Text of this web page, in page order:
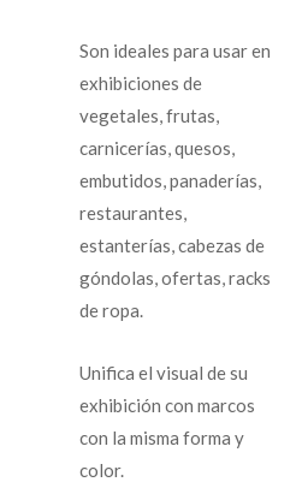
Son ideales para usar en
exhibiciones de
vegetales, frutas,
carnicerías, quesos,
embutidos, panaderías,
restaurantes,
estanterías, cabezas de
góndolas, ofertas, racks
de ropa.
Unifica el visual de su
exhibición con marcos
con la misma forma y
color.